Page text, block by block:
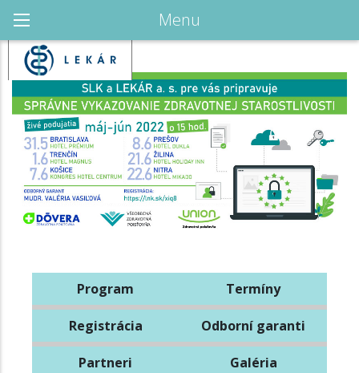
Menu
Program Termíny
Registrácia Odborní garanti
Partneri Galéria